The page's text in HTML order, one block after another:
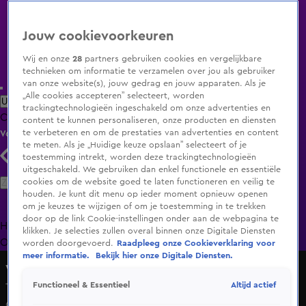
Uitzending Gemist Populaire programma's Zenders Genres
ClipsFilmsRadioSmart TV inlogShop
Volg KIJK
Zoeken
HomeUitzending Gemist Programma's De Bondgenoten
OranjezomerLivestreamsShop
Vandaag Inside Oranje
Tina Nijkamp geen fan van Jan Smit: 'Heel raar dat zijn zus
Jouw cookievoorkeuren
Wij en onze28 partners gebruiken cookies en vergelijkbare
technieken om informatie te verzamelen over jou als gebruiker
van onze website(s), jouw gedrag en jouw apparaten. Als je
„Alle cookies accepteren” selecteert, worden
trackingtechnologieën ingeschakeld om onze advertenties en
content te kunnen personaliseren, onze producten en diensten
te verbeteren en om de prestaties van advertenties en content
te meten. Als je „Huidige keuze opslaan” selecteert of je
toestemming intrekt, worden deze trackingtechnologieën
uitgeschakeld. We gebruiken dan enkel functionele en essentiële
cookies om de website goed te laten functioneren en veilig te
houden. Je kunt dit menu op ieder moment opnieuw openen
om je keuzes te wijzigen of om je toestemming in te trekken
door op de link Cookie-instellingen onder aan de webpagina te
klikken. Je selecties zullen overal binnen onze Digitale Diensten
worden doorgevoerd.
Raadpleeg onze Cookieverklaring voor
meer informatie.
Bekijk hier onze Digitale Diensten.
Functioneel & Essentieel Altijd actief